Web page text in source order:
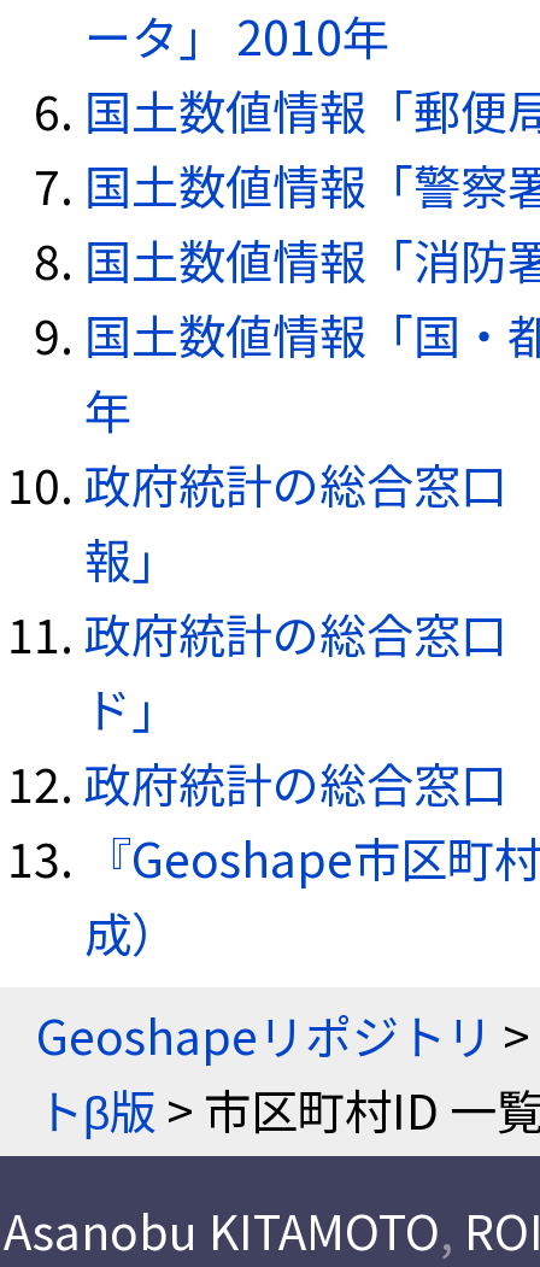
ータ」 2010年
国土数値情報「郵便
国土数値情報「警察
国土数値情報「消防
国土数値情報「国・
年
政府統計の総合窓口
報」
政府統計の総合窓口
ド」
政府統計の総合窓口
『Geoshape市区町
成）
Geoshapeリポジトリ >
トβ版 > 市区町村ID 一
Asanobu KITAMOTO,